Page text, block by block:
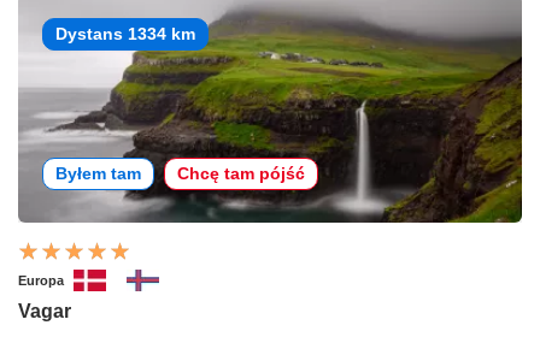
Dystans 1334 km
Byłem tam Chcę tam pójść
Europa
Vagar